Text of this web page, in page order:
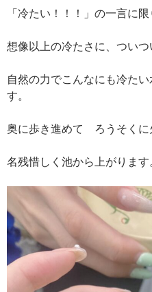
「冷たい！！！」の一言に限
想像以上の冷たさに、ついつ
自然の力でこんなにも冷た
す。
奥に歩き進めて ろうそくに
名残惜しく池から上がります